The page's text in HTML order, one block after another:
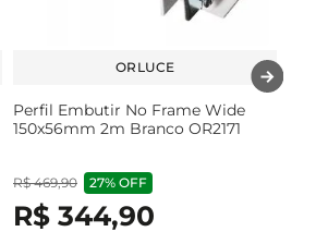
ORLUCE
Perfil Embutir No Frame Wide
150x56mm 2m Branco OR2171
R$ 469,90 27% OFF
R$ 344,90